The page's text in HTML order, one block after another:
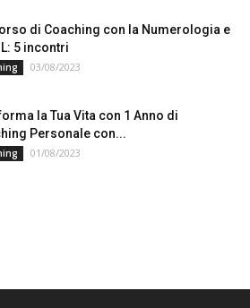
di Coaching con la Numerologia e
5 incontri
03/08/2023
la Tua Vita con 1 Anno di
Personale con...
01/08/2023